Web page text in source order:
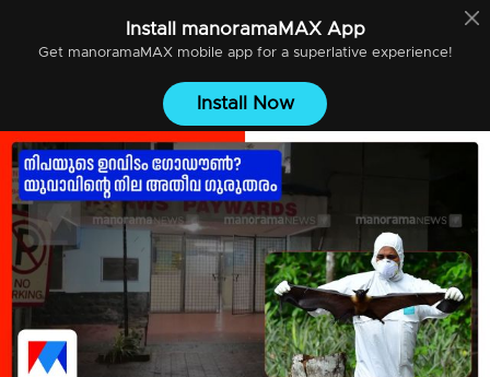
Install manoramaMAXApp
Get manoramaMAXmobile app for a superlative experience!
Install Now